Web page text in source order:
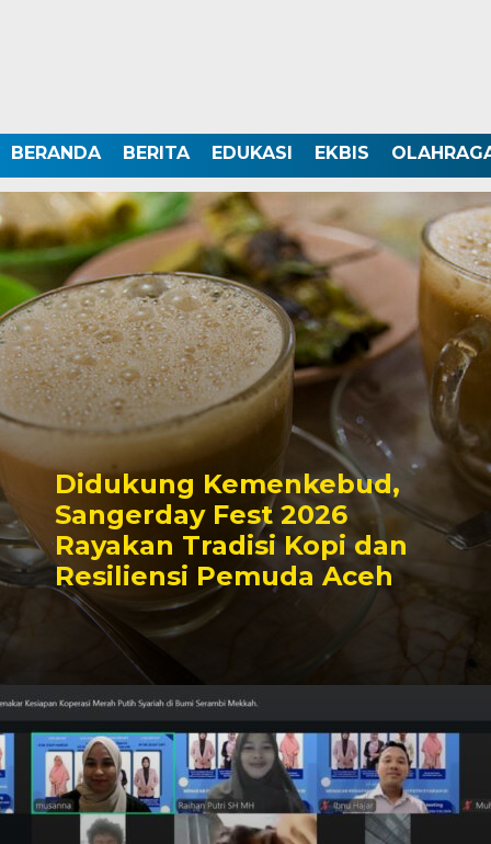
BERANDA BERITA EDUKASI EKBIS
Didukung Kemenkebud,
Sangerday Fest 2026
Rayakan Tradisi Kopi dan
Resiliensi Pemuda Aceh